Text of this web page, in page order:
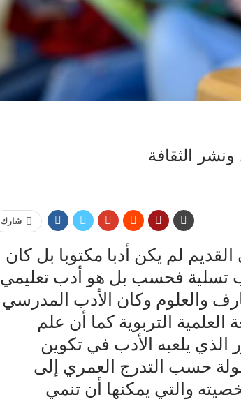
الثقافة
شارك
لم يكن أدبا مكتوبا بل كان
تسلية فحسب بل هو أدب تعليمي
والعلوم وكان الأدب المدرسي
التربوية كما أن علم
الذي يلعبه الأدب في تكوين
حسب التدرج العمري إلى
والتي يمكنها أن تنمي